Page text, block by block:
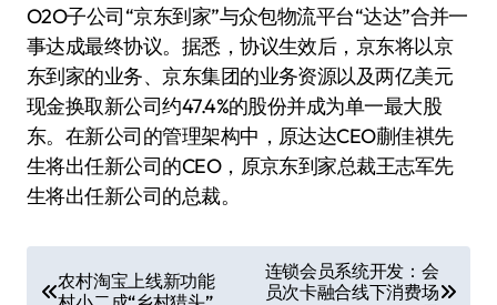
O2O子公司“京东到家”与众包物流平台“达达”合并一
事达成最终协议。据悉，协议生效后，京东将以京
东到家的业务、京东集团的业务资源以及两亿美元
现金换取新公司约47.4%的股份并成为单一最大股
东。在新公司的管理架构中，原达达CEO蒯佳祺先
生将出任新公司的CEO，原京东到家总裁王志军先
生将出任新公司的总裁。
农村淘宝上线新功能
连锁会员系统开发：会
员次卡融合线下消费场